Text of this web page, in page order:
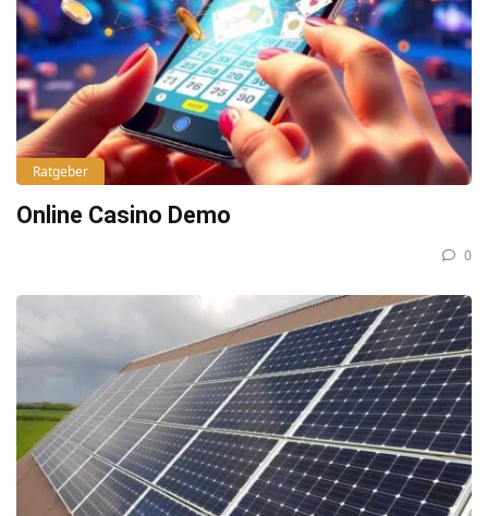
Ratgeber
Online Casino Demo
0